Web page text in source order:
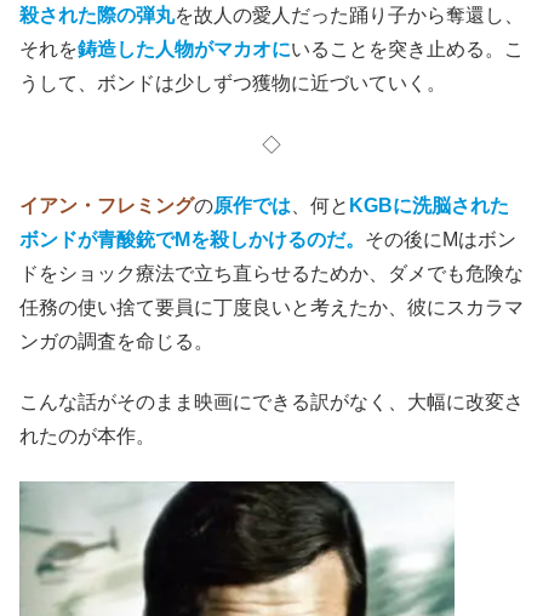
そしてタイトル後、ようやくロジャー・ムーアのお出ま
し。英国秘密情報部のM （バーナード・リー） のもとに
者かがボンドを殺すために、高い金でスカラマンガを雇っ
たのだ。
ならば先手必勝と、ボンドは過去に同僚の002が黄金銃で
殺された際の弾丸 を故人の愛人だった踊り子から奪還し、
うして、ボンドは少しずつ獲物に近づいていく。
イアン・フレミング の 原作では 、何と
KGBに洗脳された
ボンドが青酸銃でMを殺しかけるのだ。その後にMはボン
ドをショック療法で立ち直らせるためか、ダメでも危険な